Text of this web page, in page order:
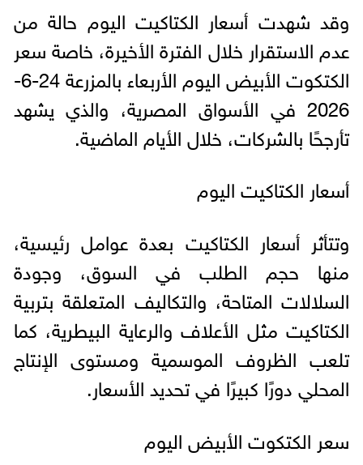
وقد شهدت أسعار الكتاكيت اليوم حالة من
عدم الاستقرار خلال الفترة الأخيرة، خاصة سعر
الكتكوت الأبيض اليوم الأربعاء بالمزرعة 24-6-
2026 في الأسواق المصرية، والذي يشهد
تأرجحًا بالشركات، خلال الأيام الماضية.
أسعار الكتاكيت اليوم
وتتأثر أسعار الكتاكيت بعدة عوامل رئيسية،
منها حجم الطلب في السوق، وجودة
السلالات المتاحة، والتكاليف المتعلقة بتربية
الكتاكيت مثل الأعلاف والرعاية البيطرية، كما
تلعب الظروف الموسمية ومستوى الإنتاج
المحلي دورًا كبيرًا في تحديد الأسعار.
سعر الكتكوت الأبيض اليوم